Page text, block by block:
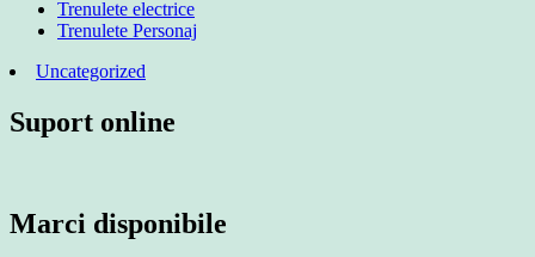
Trenulete electrice
Trenulete Personaj
Uncategorized
Suport online
Marci disponibile